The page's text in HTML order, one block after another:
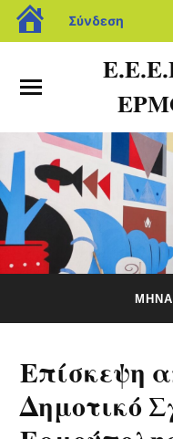
Σύνδεση
Επίσκεψη
Δημοτικό